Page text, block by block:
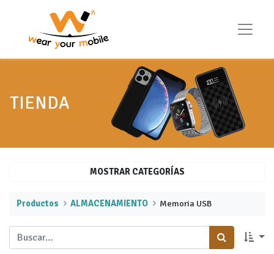
TIENDA
MOSTRAR CATEGORÍAS
Productos ALMACENAMIENTO ​​Memoria USB